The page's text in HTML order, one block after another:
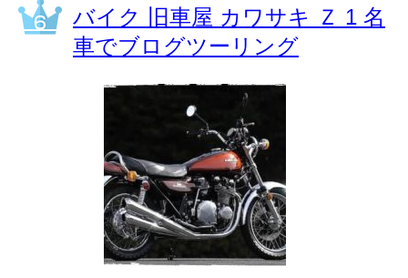
バイク 旧車屋 カワサキ Ｚ 1 名
車でブログツーリング